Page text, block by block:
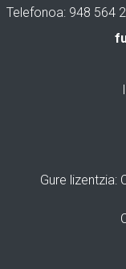
Telefonoa: 948 564
Gure lizentzia: